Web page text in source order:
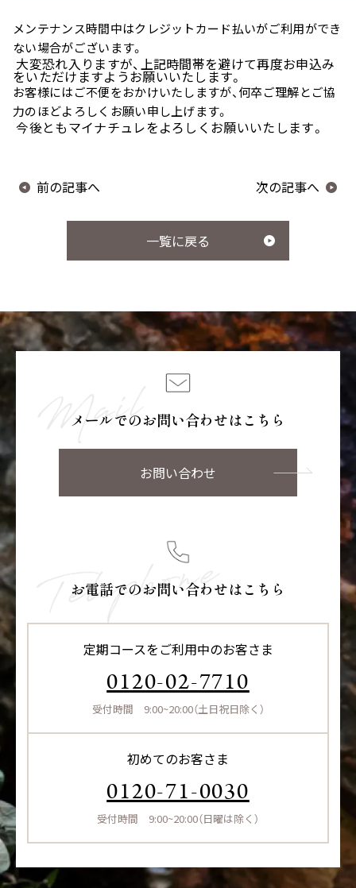
やわらかヘッドスパブラシ やわらぐクッションブラ
マイナチュレシリーズ一覧
サポートアイテム一覧
お得なおまとめ定期コース
メンテナンス時間中はクレジットカード払いがご利用ができ
ない場合がございます。
大変恐れ入りますが、上記時間帯を避けて再度お申込み
をいただけますようお願いいたします。
お客様にはご不便をおかけいたしますが、何卒ご理解とご協
力のほどよろしくお願い申し上げます。
今後ともマイナチュレをよろしくお願いいたします。
前の記事へ
一覧に戻る
次の記事へ
メールでのお問い合わせはこちら
お問い合わせ
お電話でのお問い合わせはこちら
定期コースをご利用中のお客さま
0120-02-7710
受付時間 9:00~20:00（土日祝日除く）
初めてのお客さま
0120-71-0030
受付時間 9:00~20:00（日曜は除く）